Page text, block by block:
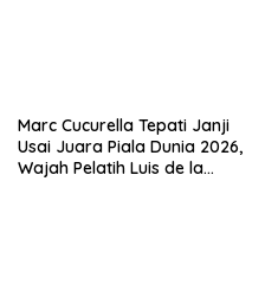
Marc Cucurella Tepati Janji
Usai Juara Piala Dunia 2026,
Wajah Pelatih Luis de la